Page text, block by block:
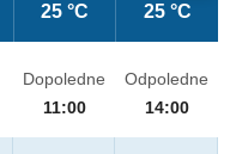
25 °C 25 °C
Dopoledne
11:00
Odpoledne
14:00